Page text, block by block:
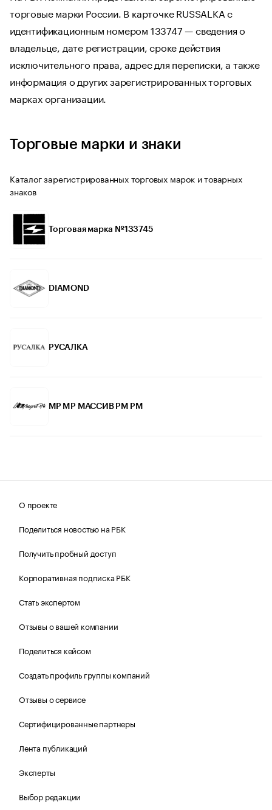
торговые марки России. В карточке RUSSALKA с
идентификационным номером 133747 — сведения о
владельце, дате регистрации, сроке действия
исключительного права, адрес для переписки, а также
информация о других зарегистрированных торговых
марках организации.
Торговые марки и знаки
Каталог зарегистрированных торговых марок и товарных
знаков
Торговая марка №133745
DIAMOND
РУСАЛКА
МР MP МАССИВ РМ PM
О проекте
Поделиться новостью на РБК
Получить пробный доступ
Корпоративная подписка РБК
Стать экспертом
Отзывы о вашей компании
Поделиться кейсом
Создать профиль группы компаний
Отзывы о сервисе
Сертифицированные партнеры
Лента публикаций
Эксперты
Выбор редакции